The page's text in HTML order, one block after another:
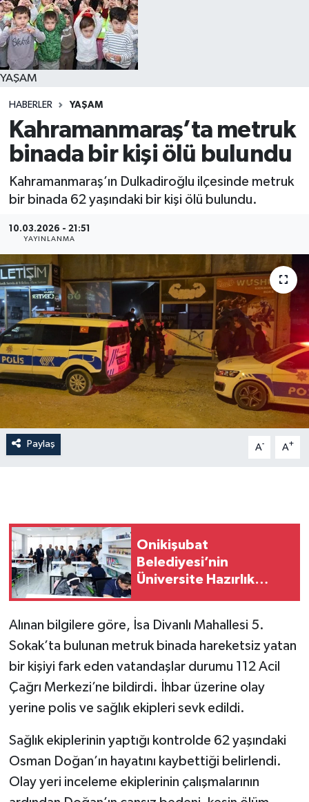
YAŞAM
HABERLER YAŞAM
Kahramanmaraş’ta metruk
binada bir kişi ölü bulundu
Kahramanmaraş’ın Dulkadiroğlu ilçesinde metruk
bir binada 62 yaşındaki bir kişi ölü bulundu.
10.03.2026 - 21:51
YAYINLANMA
Paylaş A- A+
Onikişubat
Belediyesi’nin
Üniversite Hazırlık
Alınan bilgilere göre, İsa Divanlı Mahallesi 5.
Sokak’ta bulunan metruk binada hareketsiz yatan
bir kişiyi fark eden vatandaşlar durumu 112 Acil
Çağrı Merkezi’ne bildirdi. İhbar üzerine olay
yerine polis ve sağlık ekipleri sevk edildi.
Sağlık ekiplerinin yaptığı kontrolde 62 yaşındaki
Osman Doğan’ın hayatını kaybettiği belirlendi.
Olay yeri inceleme ekiplerinin çalışmalarının
YAŞAM